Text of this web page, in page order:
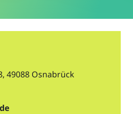
, 49088 Osnabrück